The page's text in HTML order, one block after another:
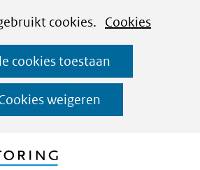
cookies. Cookies
cookies toestaan
weigeren
Ga
naar
de
inhoud